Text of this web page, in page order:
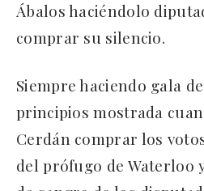
Ábalos haciéndolo
comprar su silencio.
Siempre haciendo gala
principios mostrada
Cerdán comprar los
del prófugo de Waterloo